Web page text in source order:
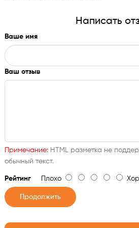
Написать
Ваше имя
Ваш отзыв
Примечание:HTML разметка не
обычный текст.
РейтингПлохо
Продолжить